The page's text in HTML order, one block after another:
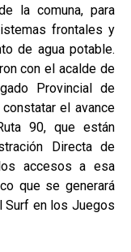
la comuna, para
frontales y
de agua potable.
con el acalde de
Provincial de
el avance
90, que están
Directa de
accesos a esa
que se generará
Surf en los Juegos